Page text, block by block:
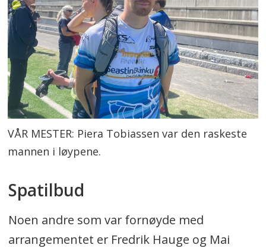
VÅR MESTER: Piera Tobiassen var den raskeste
mannen i løypene.
Spatilbud
Noen andre som var fornøyde med
arrangementet er Fredrik Hauge og Mai